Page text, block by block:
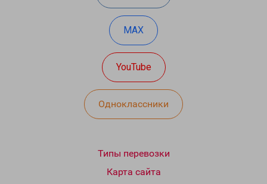
MAX
YouTube
Одноклассники
Типы перевозки
Карта сайта